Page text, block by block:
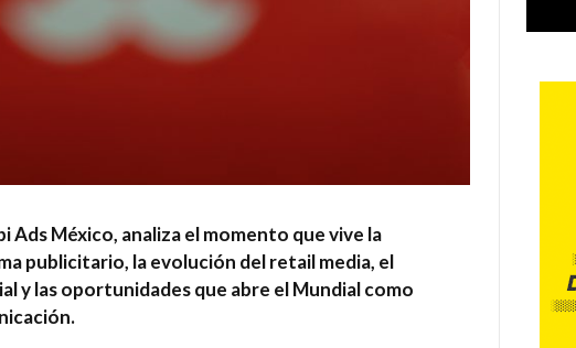
Ads México, analiza el momento que vive la
publicitario, la evolución del retail media, el
y las oportunidades que abre el Mundial como